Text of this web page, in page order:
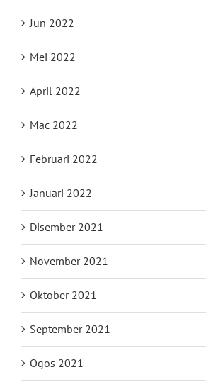
Jun 2022
Mei 2022
April 2022
Mac 2022
Februari 2022
Januari 2022
Disember 2021
November 2021
Oktober 2021
September 2021
Ogos 2021